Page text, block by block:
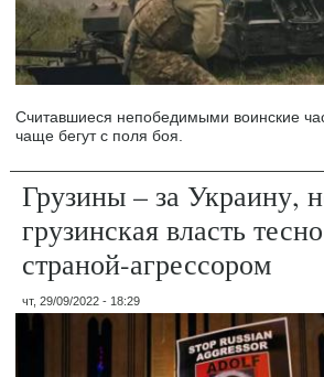
Считавшиеся непобедимыми воинские
чаще бегут с поля боя.
Грузины – за Украину,
грузинская власть
страной-агрессором
чт, 29/09/2022 - 18:29